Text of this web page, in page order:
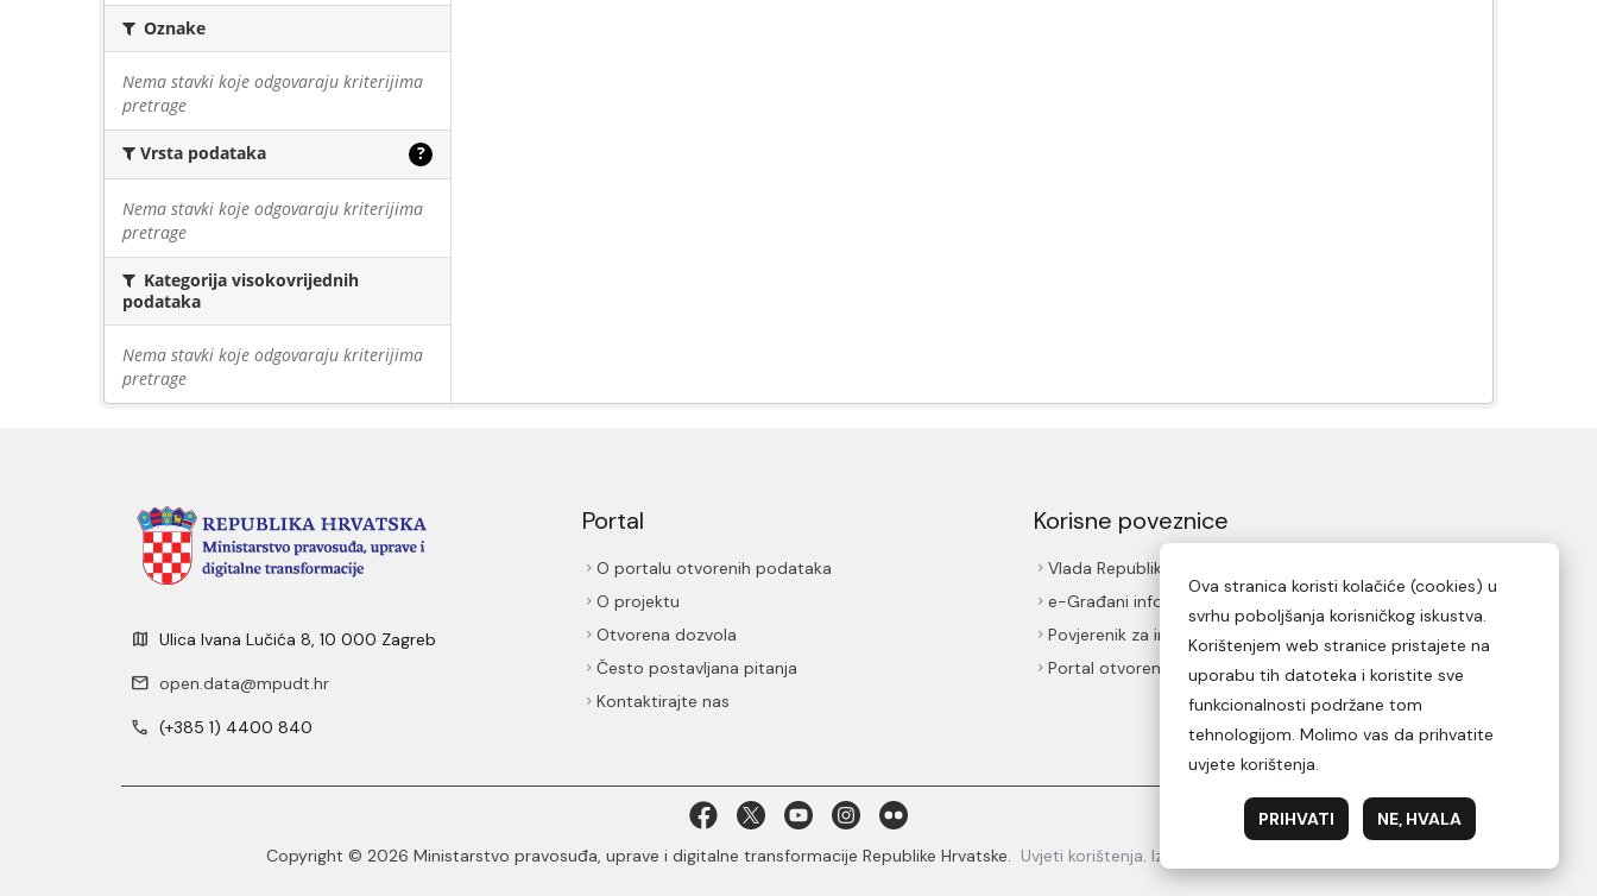
Oznake
Nema stavki koje odgovaraju kriterijima
pretrage
Vrsta podataka ?
Nema stavki koje odgovaraju kriterijima
pretrage
Kategorija visokovrijednih
podataka
Nema stavki koje odgovaraju kriterijima
pretrage